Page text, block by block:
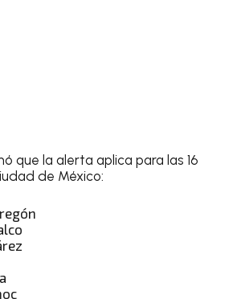
que la alerta aplica para las 16
de México: